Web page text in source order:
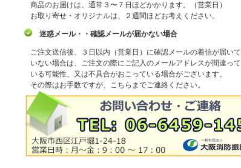
商品のお届けは、通常３〜７日ほどかかります。（営業日）
お取り寄せ・オリジナルは、２週間ほどお考えください。
迷惑メール・・確認メールが届かない場合
ご注文送信後、３日以内（営業日）に確認メールの着信が届いて
いない場合は、ご注文の際にご記入のメールアドレスが間違って
いる可能性、又は不具合がおこっている場合がございます。
その際はお手数ですが、こちらまでご連絡ください。